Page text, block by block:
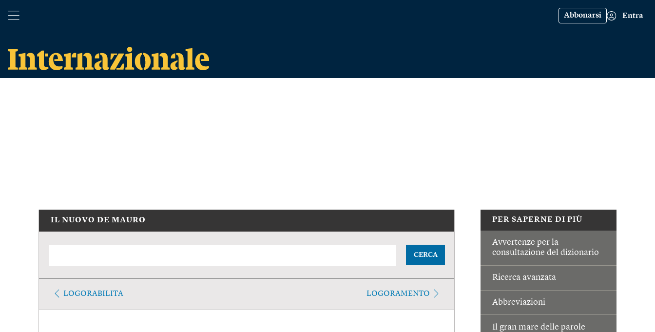
Abbonarsi Entra
PER SAPERNE DI PIÙ
Avvertenze per la
consultazione del dizionario
Ricerca avanzata
Abbreviazioni
Il gran mare delle parole
IL NUOVO DE MAURO
CERCA
LOGORABILITA LOGORAMENTO